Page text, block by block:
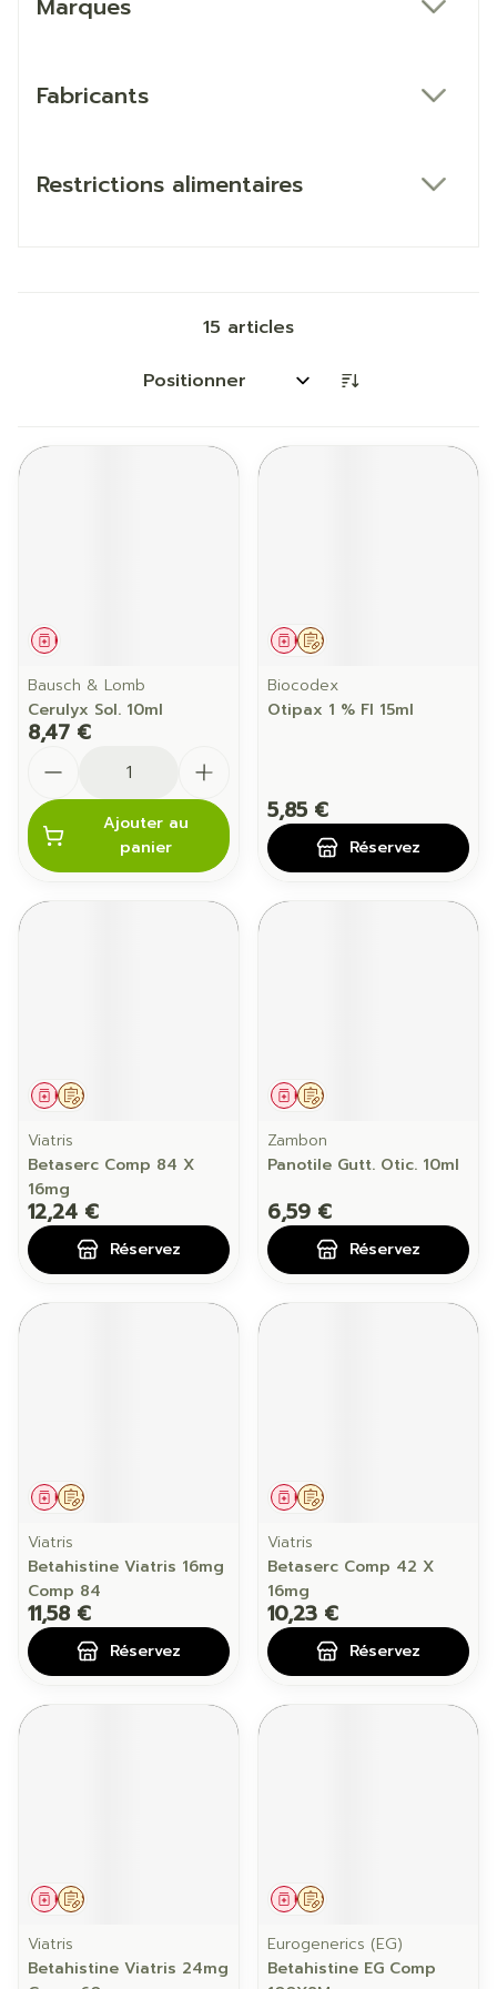
Marques
Fabricants
Restrictions alimentaires
15 articles
Trier par:
Médicament
Bausch & Lomb
Cerulyx Sol. 10ml
8,47 €
Ajouter au
panier
Sur prescription
Médicament
Biocodex
Otipax 1 % Fl 15ml
5,85 €
Réservez
Sur prescription
Médicament
Viatris
Betaserc Comp 84 X
16mg
12,24 €
Réservez
Sur prescription
Médicament
Zambon
Panotile Gutt. Otic. 10ml
6,59 €
Réservez
Sur prescription
Médicament
Viatris
Betahistine Viatris 16mg
Comp 84
11,58 €
Réservez
Sur prescription
Médicament
Viatris
Betaserc Comp 42 X
16mg
10,23 €
Réservez
Sur prescription
Médicament
Viatris
Betahistine Viatris 24mg
Sur prescription
Médicament
Eurogenerics (EG)
Betahistine EG Comp